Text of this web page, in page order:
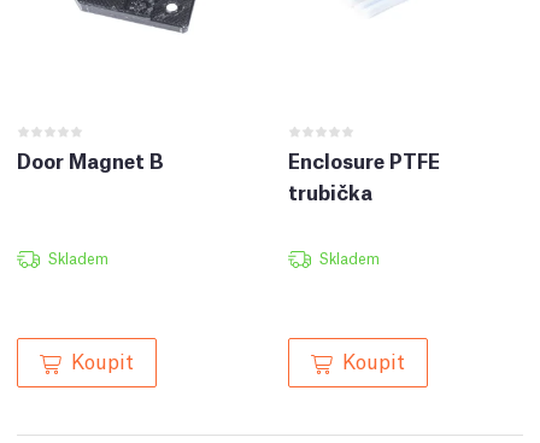
Door Magnet B
Skladem
Koupit
Enclosure PTFE
trubička
Skladem
Koupit